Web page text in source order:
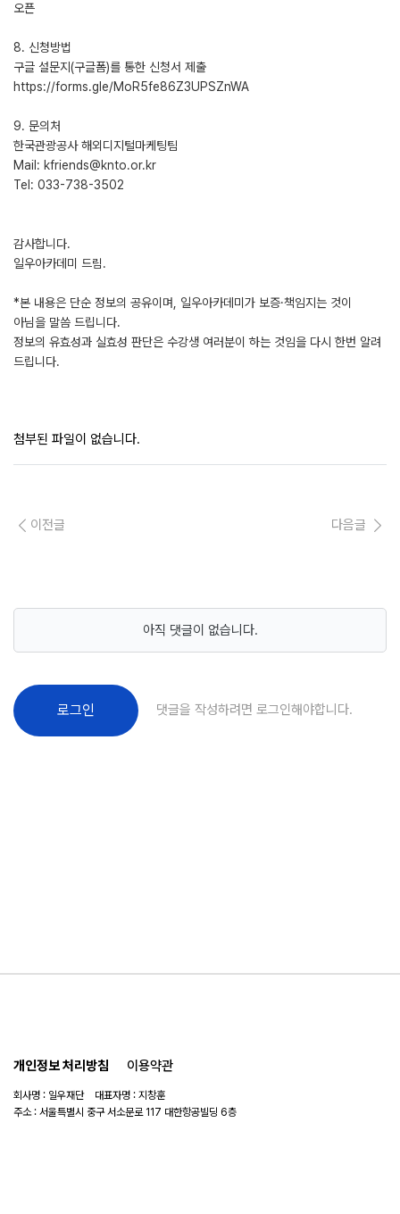
오픈
8. 신청방법
구글 설문지(구글폼)를 통한 신청서 제출
https://forms.gle/MoR5fe86Z3UPSZnWA
9. 문의처
한국관광공사 해외디지털마케팅팀
Mail: kfriends@knto.or.kr
Tel: 033-738-3502
감사합니다.
일우아카데미 드림.
*본 내용은 단순 정보의 공유이며, 일우아카데미가 보증·책임지는 것이
아님을 말씀 드립니다.
정보의 유효성과 실효성 판단은 수강생 여러분이 하는 것임을 다시 한번 알려
드립니다.
첨부된 파일이 없습니다.
이전글 다음글
아직 댓글이 없습니다.
로그인 댓글을 작성하려면 로그인해야합니다.
개인정보 처리방침 이용약관
회사명 : 일우재단 대표자명 : 지창훈
주소 : 서울특별시 중구 서소문로 117 대한항공빌딩 6층